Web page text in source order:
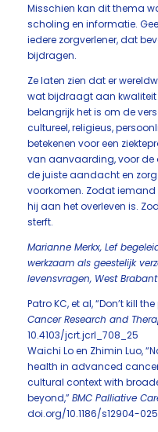
Misschien kan dit thema
scholing en informatie.
iedere zorgverlener, dat
bijdragen.
Ze laten zien dat er
wat bijdraagt aan kwaliteit
belangrijk het is om de
cultureel, religieus,
betekenen voor een
van aanvaarding, voor de
de juiste aandacht en
voorkomen. Zodat
hij aan het overleven is.
sterft.
Marianne Merkx, Lef
werkzaam als geestelijk
levensvragen, West
Patro KC, et al, “Don’t kill
Cancer Research and
10.4103/jcrt.jcrl_708_25
Waichi Lo en Zhimin Luo,
health in advanced
cultural context with
beyond,” BMC Palliative
doi.org/10.1186/s12904-